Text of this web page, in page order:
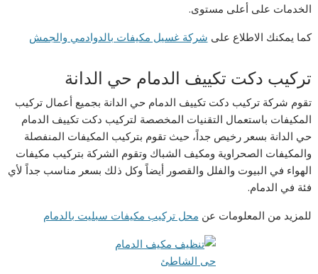
الخدمات على أعلى مستوى.
كما يمكنك الاطلاع على شركة غسيل مكيفات بالدوادمي والجمش
تركيب دكت تكييف الدمام حي الدانة
تقوم شركة تركيب دكت تكييف الدمام حي الدانة بجميع أعمال تركيب
المكيفات باستعمال التقنيات المخصصة لتركيب دكت تكييف الدمام
حي الدانة بسعر رخيص جداً، حيث تقوم بتركيب المكيفات المنفصلة
والمكيفات الصحراوية ومكيف الشباك وتقوم الشركة بتركيب مكيفات
الهواء في البيوت والفلل والقصور أيضاً وكل ذلك بسعر مناسب جداً لأي
فئة في الدمام.
للمزيد من المعلومات عن محل تركيب مكيفات سبليت بالدمام